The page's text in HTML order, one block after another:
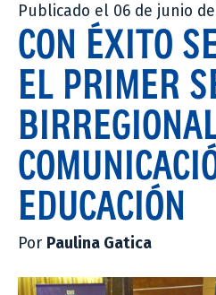
Publicado el 06 de junio
CON ÉXITO
EL PRIMER
EDUCACIÓN
Por Paulina Gatica